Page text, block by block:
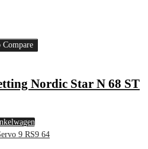
Nordic Star N 68 ST